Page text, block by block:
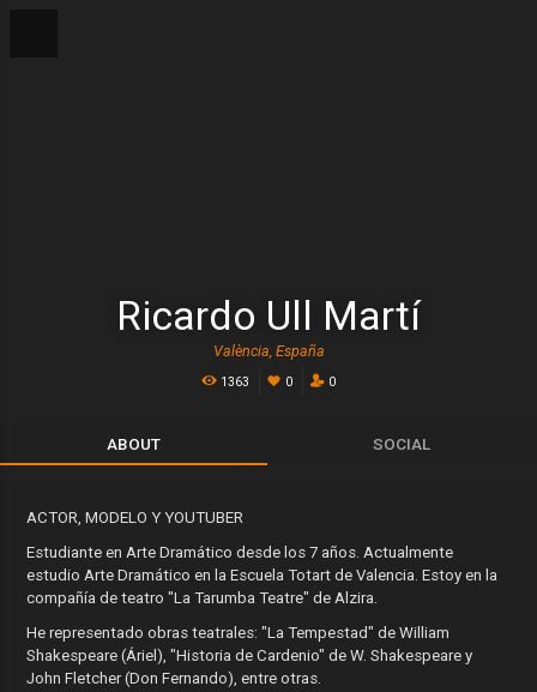
Ricardo Ull Martí
València, España
1363 0 0
ABOUT SOCIAL
ACTOR, MODELO Y YOUTUBER
Estudiante en Arte Dramático desde los 7 años. Actualmente
estudio Arte Dramático en la Escuela Totart de Valencia. Estoy en la
compañía de teatro "La Tarumba Teatre" de Alzira.
He representado obras teatrales: "La Tempestad" de William
Shakespeare (Áriel), "Historia de Cardenio" de W. Shakespeare y
John Fletcher (Don Fernando), entre otras.